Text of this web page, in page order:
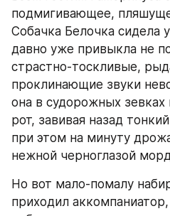
подмигивающее,
Собачка Белочка сидела
давно уже привыкла не
страстно-тоскливые,
проклинающие звуки
она в судорожных
рот, завивая назад
при этом на минуту
нежной черноглазой
Но вот мало-помалу
приходил